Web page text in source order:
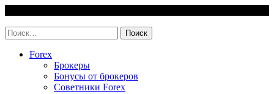
content
Найти:
Forex
Брокеры
Бонусы от брокеров
Советники Forex